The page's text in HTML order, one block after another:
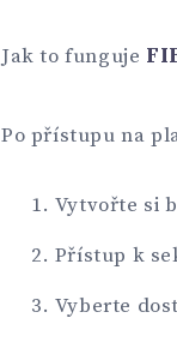
Jak to funguje
Po přístupu na
Vytvořte si
Přístup k
Vyberte